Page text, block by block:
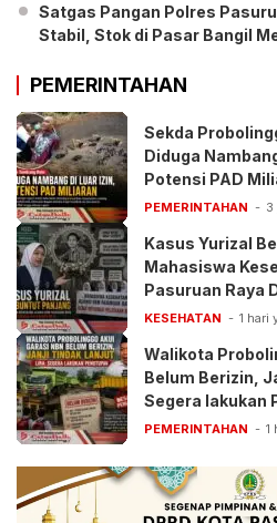
Satgas Pangan Polres
Stabil, Stok di Pasar Bangil
PEMERINTAHAN
Sekda
Diduga
Potensi PAD
PEMERINTAHAN 3
Kasus Yurizal
Mahasiswa
Pasuruan Raya
Pelayanan BPJS
KESEHATAN 1 hari
Walikota
Belum Berizin,
Segera lakukan
PEMERINTAHAN 1